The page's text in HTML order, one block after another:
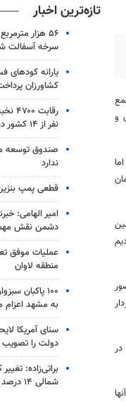
و
تازه‌ترین اخبار
۵۶ هزار
سرخه آسفالت
یارانه کودهای
کشاورزان
نفر از ۱۴ کشور دنیا
صندوق توسعه
ندارد
قطعی پمپ
امیر الهامی:
دشمن نقش
عملیات موفق
منطقه لاوان
۱۰۰ پاکبان
به مشهد
سنای آمریکا
دولت را تصویب
براتی‌زاده:
شمالی ۱۴ درصد کاهش یافت